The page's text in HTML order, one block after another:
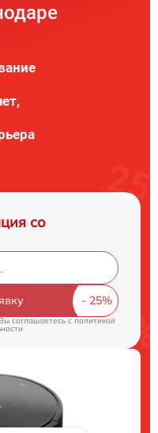
со
соглашаетесь c политикой